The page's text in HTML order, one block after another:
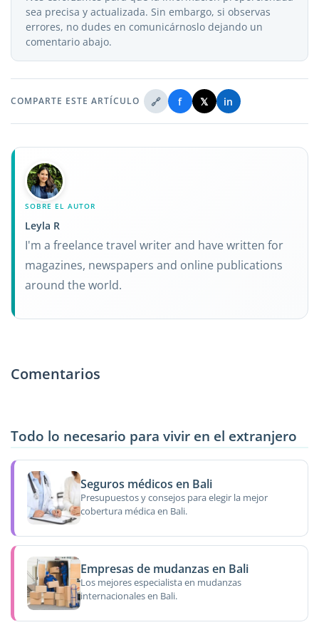
sea precisa y actualizada. Sin embargo, si observas
errores, no dudes en comunicárnoslo dejando un
comentario abajo.
COMPARTE ESTE ARTÍCULO 🔗 f 𝕏 in
SOBRE EL AUTOR
Leyla R
I'm a freelance travel writer and have written for
magazines, newspapers and online publications
around the world.
Comentarios
Todo lo necesario para vivir en el extranjero
Seguros médicos en Bali
Presupuestos y consejos para elegir la mejor
cobertura médica en Bali.
Empresas de mudanzas en Bali
Los mejores especialista en mudanzas
internacionales en Bali.